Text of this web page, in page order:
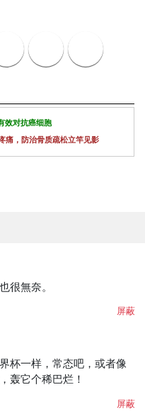
效对抗癌细胞
痛，防治骨质疏松立竿见影
很無奈。
屏蔽
杯一样，常态吧，或者像
轰它个稀巴烂！
屏蔽